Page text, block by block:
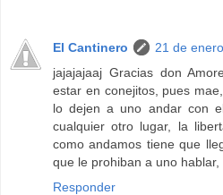
El Cantinero
21 de
jajajajaaj Gracias don
estar en conejitos, pues
lo dejen a uno andar con
cualquier otro lugar, la
como andamos tiene que
que le prohiban a uno hablar,
Responder